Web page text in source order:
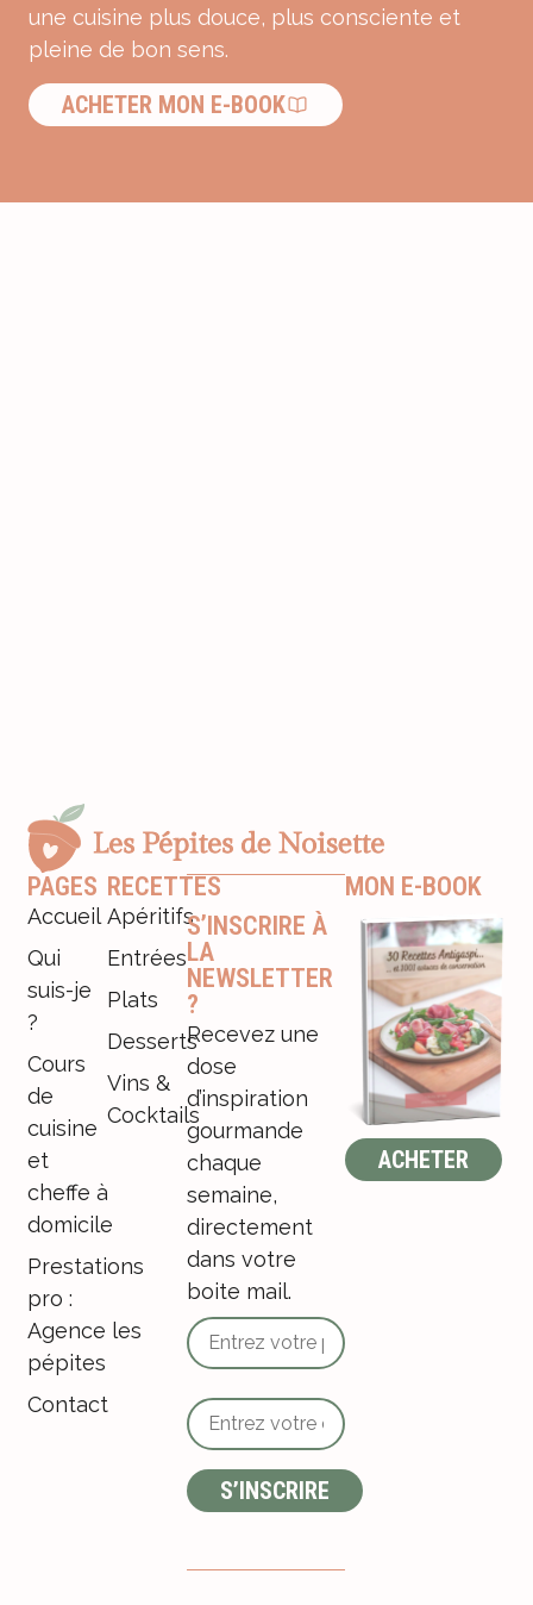
une cuisine plus douce, plus consciente et
pleine de bon sens.
ACHETER MON E-BOOK
PAGES
Accueil
Qui
suis-je
?
Cours
de
cuisine
et
cheffe à
domicile
Prestations
pro :
Agence les
pépites
Contact
RECETTES
Apéritifs
Entrées
Plats
Desserts
Vins &
Cocktails
S’INSCRIRE À
LA
NEWSLETTER
?
Recevez une
dose
d’inspiration
gourmande
chaque
semaine,
directement
dans votre
boite mail.
MON E-BOOK
ACHETER